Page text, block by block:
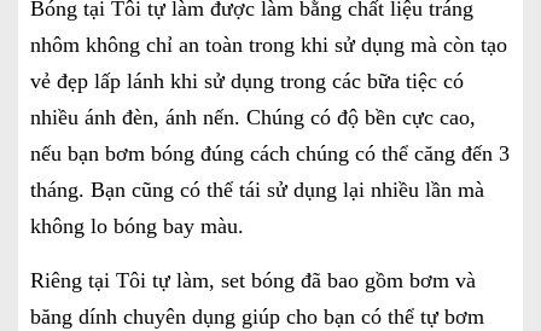
Bóng tại Tôi tự làm được làm bằng chất liệu tráng
nhôm không chỉ an toàn trong khi sử dụng mà còn tạo
vẻ đẹp lấp lánh khi sử dụng trong các bữa tiệc có
nhiều ánh đèn, ánh nến. Chúng có độ bền cực cao,
nếu bạn bơm bóng đúng cách chúng có thể căng đến 3
tháng. Bạn cũng có thể tái sử dụng lại nhiều lần mà
không lo bóng bay màu.
Riêng tại Tôi tự làm, set bóng đã bao gồm bơm và
băng dính chuyên dụng giúp cho bạn có thể tự bơm